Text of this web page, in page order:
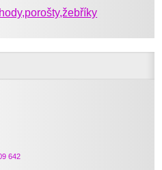
642